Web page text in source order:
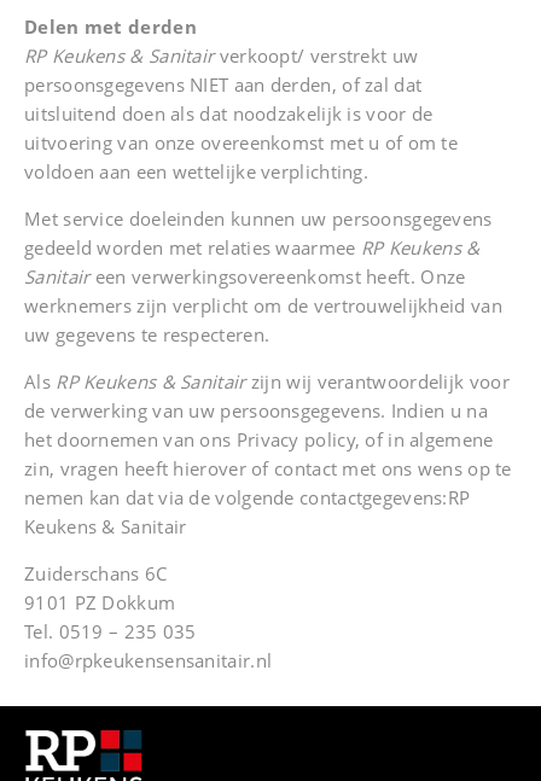
Delen met derden
RP Keukens & Sanitairverkoopt/ verstrekt uw
persoonsgegevens NIET aan derden, of zal dat
uitsluitend doen als dat noodzakelijk is voor de
uitvoering van onze overeenkomst met u of om te
voldoen aan een wettelijke verplichting.
Met service doeleinden kunnen uw persoonsgegevens
gedeeld worden met relaties waarmee RP Keukens &
Sanitaireen verwerkingsovereenkomst heeft. Onze
werknemers zijn verplicht om de vertrouwelijkheid van
uw gegevens te respecteren.
Als RP Keukens & Sanitairzijn wij verantwoordelijk voor
de verwerking van uw persoonsgegevens. Indien u na
het doornemen van ons Privacy policy, of in algemene
zin, vragen heeft hierover of contact met ons wens op te
nemen kan dat via de volgende contactgegevens:RP
Keukens & Sanitair
Zuiderschans 6C
9101 PZ Dokkum
Tel. 0519 – 235 035
info@rpkeukensensanitair.nl